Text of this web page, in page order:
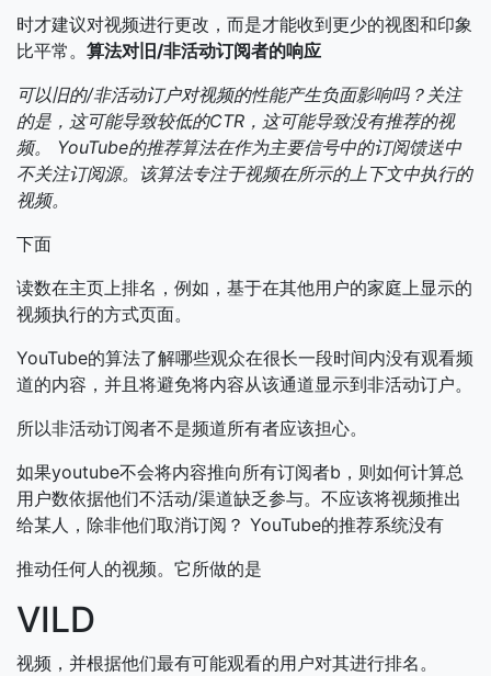
时才建议对视频进行更改，而是才能收到更少的视图和印象
比平常。 算法对旧/非活动订阅者的响应
可以旧的/非活动订户对视频的性能产生负面影响吗？关注
的是，这可能导致较低的CTR，这可能导致没有推荐的视
频。
YouTube的推荐算法在作为主要信号中的订阅馈送中
不关注订阅源。该算法专注于视频在所示的上下文中执行的
视频。
下面
读数在主页上排名，例如，基于在其他用户的家庭上显示的
视频执行的方式页面。
YouTube的算法了解哪些观众在很长一段时间内没有观看频
道的内容，并且将避免将内容从该通道显示到非活动订户。
所以非活动订阅者不是频道所有者应该担心。
如果youtube不会将内容推向所有订阅者b，则如何计算总
用户数依据他们不活动/渠道缺乏参与。不应该将视频推出
给某人，除非他们取消订阅？ YouTube的推荐系统没有
推动任何人的视频。它所做的是
VILD
视频，并根据他们最有可能观看的用户对其进行排名。